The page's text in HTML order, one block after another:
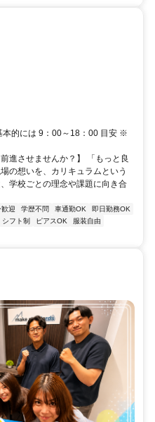
的には 9：00～18：00 目安 ※
進させませんか？】 「もっと良
の想いを、カリキュラムという
学校ごとの理念や課題に向き合
迎 学歴不問 車通勤OK
即日勤務OK
シフト制 ピアスOK
服装自由